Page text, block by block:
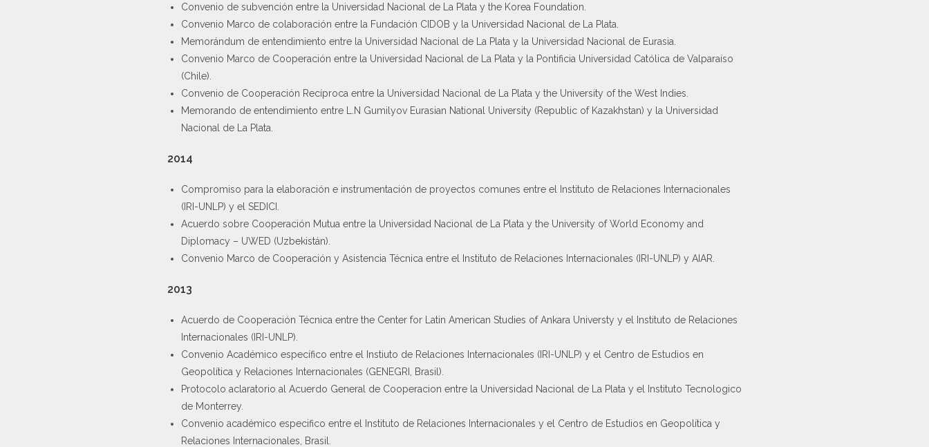
Convenio de subvención entre la Universidad Nacional de La Plata y the Korea Foundation.
Convenio Marco de colaboración entre la Fundación CIDOB y la Universidad Nacional de La Plata.
Memorándum de entendimiento entre la Universidad Nacional de La Plata y la Universidad Nacional de Eurasia.
Convenio Marco de Cooperación entre la Universidad Nacional de La Plata y la Pontificia Universidad Católica de Valparaíso
(Chile).
Convenio de Cooperación Recíproca entre la Universidad Nacional de La Plata y the University of the West Indies.
Memorando de entendimiento entre L.N Gumilyov Eurasian National University (Republic of Kazakhstan) y la Universidad
Nacional de La Plata.
2014
Compromiso para la elaboración e instrumentación de proyectos comunes entre el Instituto de Relaciones Internacionales
(IRI-UNLP) y el SEDICI.
Acuerdo sobre Cooperación Mutua entre la Universidad Nacional de La Plata y the University of World Economy and
Diplomacy – UWED (Uzbekistán).
Convenio Marco de Cooperación y Asistencia Técnica entre el Instituto de Relaciones Internacionales (IRI-UNLP) y AIAR.
2013
Acuerdo de Cooperación Técnica entre the Center for Latin American Studies of Ankara Universty y el Instituto de Relaciones
Internacionales (IRI-UNLP).
Convenio Académico específico entre el Instiuto de Relaciones Internacionales (IRI-UNLP) y el Centro de Estudios en
Geopolítica y Relaciones Internacionales (GENEGRI, Brasil).
Protocolo aclaratorio al Acuerdo General de Cooperacion entre la Universidad Nacional de La Plata y el Instituto Tecnologico
de Monterrey.
Convenio académico especifico entre el Instituto de Relaciones Internacionales y el Centro de Estudios en Geopolítica y
Relaciones Internacionales, Brasil.